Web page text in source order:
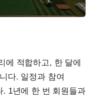
에 적합하고, 한 달에
다. 일정과 참여
. 1년에 한 번 회원들과